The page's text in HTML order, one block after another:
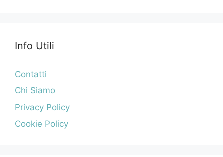
Info Utili
Contatti
Chi Siamo
Privacy Policy
Cookie Policy